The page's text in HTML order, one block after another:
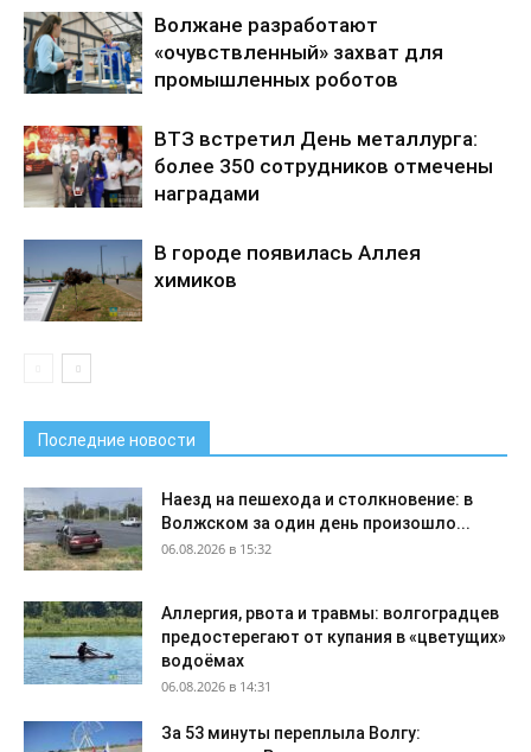
Волжане разработают
«очувствленный» захват для
промышленных роботов
ВТЗ встретил День металлурга:
более 350 сотрудников отмечены
наградами
В городе появилась Аллея
химиков
Последние новости
Наезд на пешехода и столкновение: в
Волжском за один день произошло...
06.08.2026 в 15:32
Аллергия, рвота и травмы: волгоградцев
предостерегают от купания в «цветущих»
водоёмах
06.08.2026 в 14:31
За 53 минуты переплыла Волгу: